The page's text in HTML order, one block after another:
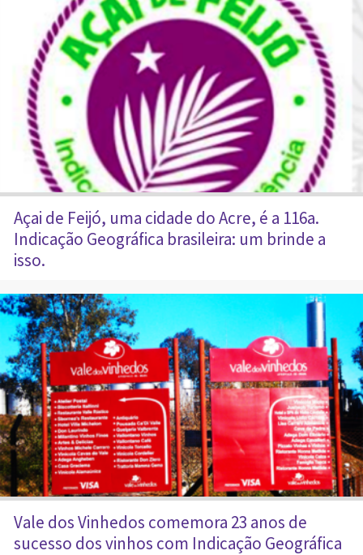
Açai de Feijó, uma cidade do Acre, é a 116a.
Indicação Geográfica brasileira: um brinde a
isso.
Vale dos Vinhedos comemora 23 anos de
sucesso dos vinhos com Indicação Geográfica